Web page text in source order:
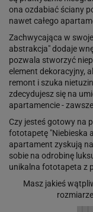
ona ozdabiać ściany
nawet całego
Zachwycająca w
abstrakcja" dodaje
pozwala stworzyć
element dekoracyjny,
remont i szuka
zdecydujesz się na
apartamencie -
Czy jesteś gotowy na
fototapetę "Niebieska
apartament zyskują
sobie na odrobinę
unikalna fototapeta z
Masz jakieś